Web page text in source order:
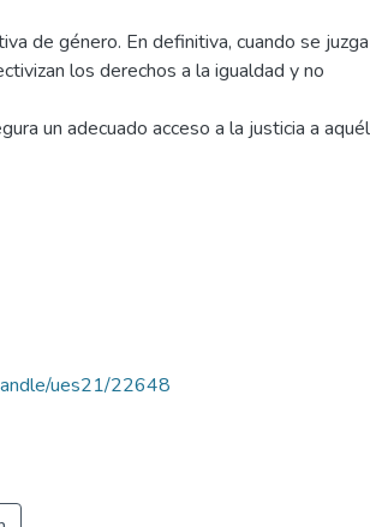
de género. En definitiva, cuando se
los derechos a la igualdad y no
un adecuado acceso a la justicia a
ues21/22648